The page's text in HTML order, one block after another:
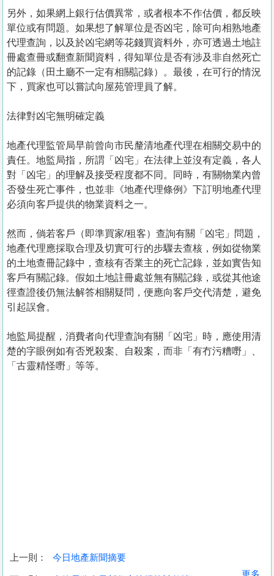
收
另外，如果網上銀行估價異常，或者根本不作估價，都反映
單位或有問題。如果想了解單位是否凶宅，除可向相熟地產
代理查詢，以及於凶宅網等花錢買資料外，亦可透過土地註
冊處查冊或翻查新聞資料，得知單位是否有涉及非自然死亡
的記錄（田土廳不一定有相關記錄）。最後，在可行的情況
下，買家也可以嘗試向屋苑管理員了解。
法律對凶宅無明確定義
地產代理監管局早前曾向市民釐清地產代理在相關交易中的
責任。地監局指，所謂「凶宅」在法律上並沒有定義，各人
對「凶宅」的理解及接受程度都不同。同時，有關物業內曾
否發生死亡事件，也並非《地產代理條例》下訂明地產代理
必須向客戶提供的物業資料之一。
然而，倘若客戶（即準買家/租客）查詢有關「凶宅」問題，
地產代理應採取合理及切實可行的步驟去查核，例如從物業
的土地查冊記錄中，查核有否業主的死亡記錄，並如實告知
客戶有關記錄。假如土地註冊處並無有關記錄，或從其他途
徑查證後仍無法解答相關疑問，便應向客戶交代清楚，避免
引起誤會。
地監局提醒，消費者向代理查詢有關「凶宅」時，應使用清
楚的字眼例如有否兇殺案、自殺案，而非「有冇污糟嘢」、
「古靈精怪嘢」等等。
上一則： 今日地產新聞摘要
更多...